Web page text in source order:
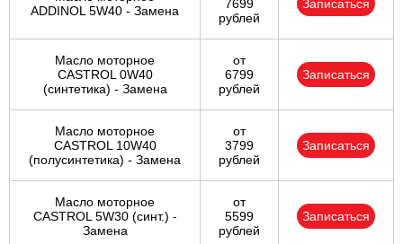
ADDINOL 5W40 - Замена
7699
рублей
Записаться
Масло моторное
CASTROL 0W40
(синтетика) - Замена
от
6799
рублей
Записаться
Масло моторное
CASTROL 10W40
(полусинтетика) - Замена
от
3799
рублей
Записаться
Масло моторное
CASTROL 5W30 (синт.) -
Замена
от
5599
рублей
Записаться